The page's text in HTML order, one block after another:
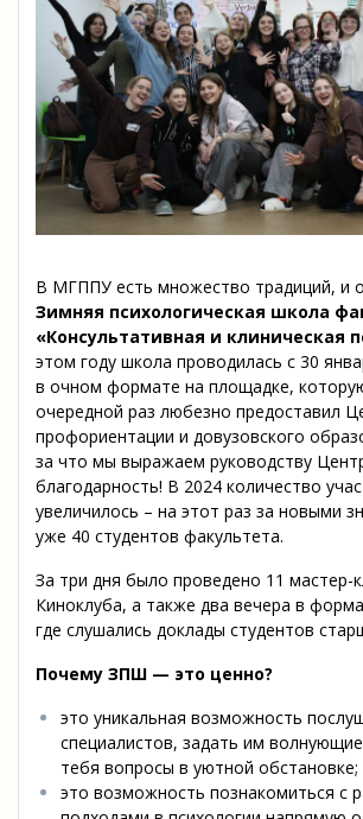
В МГППУ есть множество традиций, и
Зимняя психологическая школа
«Консультативная и клиническая
этом году школа проводилась с 30
в очном формате на площадке,
очередной раз любезно предоставил
профориентации и довузовского
за что мы выражаем руководству
благодарность! В 2024 количество
увеличилось – на этот раз за новыми
уже 40 студентов факультета.
За три дня было проведено 11 мастер-
Киноклуба, а также два вечера в
где слушались доклады студентов
Почему ЗПШ — это ценно?
это уникальная возможность
специалистов, задать им
тебя вопросы в уютной обстановке;
это возможность познакомиться с